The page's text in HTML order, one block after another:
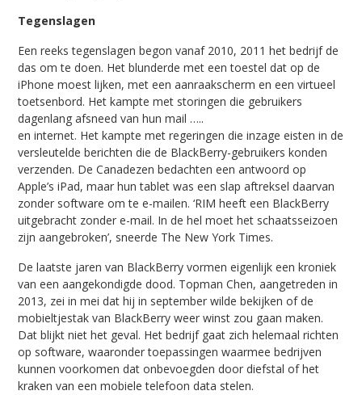
Tegenslagen
Een reeks tegenslagen begon vanaf 2010, 2011 het bedrijf de
das om te doen. Het blunderde met een toestel dat op de
iPhone moest lijken, met een aanraakscherm en een virtueel
toetsenbord. Het kampte met storingen die gebruikers
dagenlang afsneed van hun mail …..
en internet. Het kampte met regeringen die inzage eisten in de
versleutelde berichten die de BlackBerry-gebruikers konden
verzenden. De Canadezen bedachten een antwoord op
Apple’s iPad, maar hun tablet was een slap aftreksel daarvan
zonder software om te e-mailen. ‘RIM heeft een BlackBerry
uitgebracht zonder e-mail. In de hel moet het schaatsseizoen
zijn aangebroken’, sneerde The New York Times.
De laatste jaren van BlackBerry vormen eigenlijk een kroniek
van een aangekondigde dood. Topman Chen, aangetreden in
2013, zei in mei dat hij in september wilde bekijken of de
mobieltjestak van BlackBerry weer winst zou gaan maken.
Dat blijkt niet het geval. Het bedrijf gaat zich helemaal richten
op software, waaronder toepassingen waarmee bedrijven
kunnen voorkomen dat onbevoegden door diefstal of het
kraken van een mobiele telefoon data stelen.